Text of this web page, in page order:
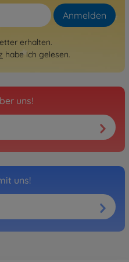
mehr verfügbar
Abarth 500 Assetto
M-05
mehr verfügbar
Alfa Romeo MiTo M-
Honda S800 Racing
mehr verfügbar
Anmelden
erhalten.
habe ich gelesen.
uns!
uns!